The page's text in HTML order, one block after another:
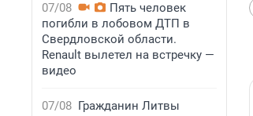
07/08
Пять человек
погибли в лобовом ДТП в
Свердловской области.
Renault вылетел на встречку —
видео
07/08 Гражданин Литвы